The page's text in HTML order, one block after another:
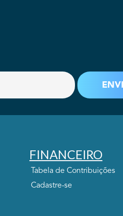
FINANCEIRO
Tabela de Contribuições
Cadastre-se